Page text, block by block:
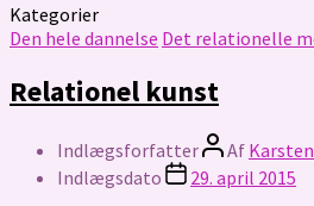
Kategorier
Den hele dannelse Det relationelle
Relationel kunst
Indlægsforfatter Af
Indlægsdato
29. april 2015